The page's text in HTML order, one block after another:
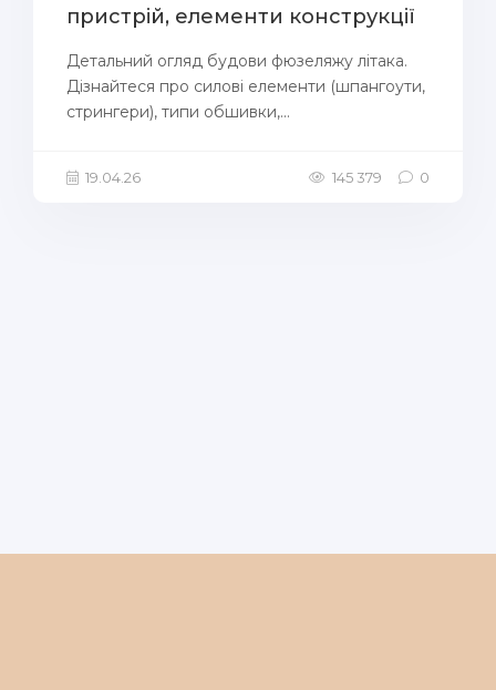
пристрій, елементи конструкції
Детальний огляд будови фюзеляжу літака.
Дізнайтеся про силові елементи (шпангоути,
стрингери), типи обшивки,...
19.04.26 145 379 0